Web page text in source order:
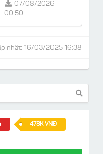
07/08/2026
00:50
nhật: 16/03/2025 16:38
478K VNĐ